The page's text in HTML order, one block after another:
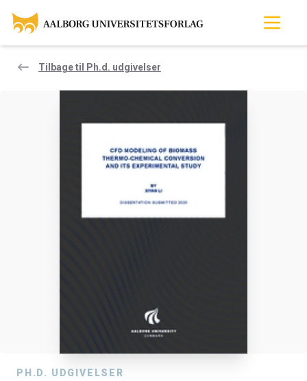
Tilbage til Ph.d. udgivelser
PH.D. UDGIVELSER